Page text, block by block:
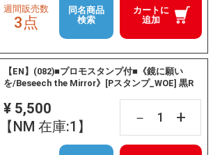
カートに
追加
週間販売数
3点
同名商品
検索
【EN】(082)■プロモスタンプ付■《鏡に願い
を/Beseech the Mirror》[Pスタンプ_WOE] 黒R
¥ 5,500
【NM 在庫:1】
－ +